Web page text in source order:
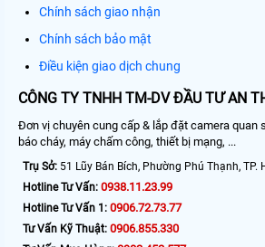
Chính sách giao nhận
Chính sách bảo mật
Điều kiện giao dịch chung
CÔNG TY TNHH TM-DV ĐẦU TƯ AN
Đơn vị chuyên cung cấp & lắp đặt camera quan
báo cháy, máy chấm công, thiết bị mạng, ...
Trụ Sở: 51 Lũy Bán Bích, Phường Phú Thạnh, TP.
Hotline Tư Vấn: 0938.11.23.99
Hotline Tư Vấn 1: 0906.72.73.77
Tư Vấn Kỹ Thuật: 0906.855.330